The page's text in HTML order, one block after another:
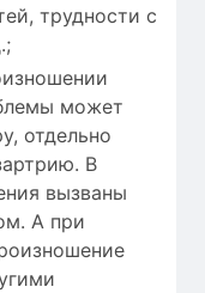
трудности с
может
отдельно
В
вызваны
А при